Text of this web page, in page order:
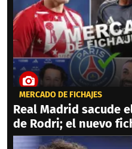
MERCADO DE FICHAJES
Real Madrid sacude
de Rodri; el nuevo